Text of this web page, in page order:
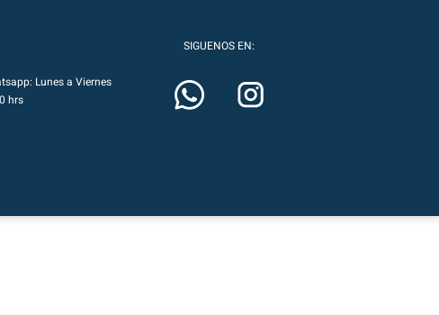
Lunes a Viernes
hrs
SIGUENOS EN: